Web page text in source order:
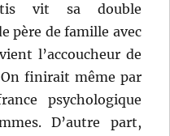
vit sa double
père de famille avec
l’accoucheur de
finirait même par
psychologique
D’autre part,